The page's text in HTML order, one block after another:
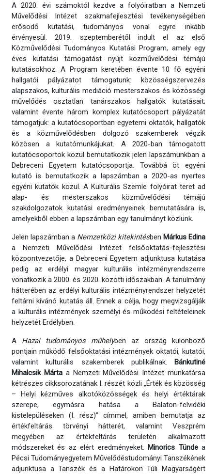
A 2020. évi számoktól kezdve a folyóiratban a Nemzeti
Művelődési Intézet szakmafejlesztési tevékenységében
erősödő kutatási, tudományos vonal egyre inkább
érvényesül. 2019. szeptemberétől indult el az első
Közművelődési Tudományos Kutatási Program, amely egy
éves kutatási támogatást nyújt közművelődési témájú
kutatásokhoz. A Program keretében évente 10 fő egyéni
hallgatói pályázatot támogatunk: közösségszervezés
alapszakos, kulturális mediáció mesterszakos és közösségi
művelődés osztatlan tanárszakos hallgatók kutatásait;
valamint évente három komplex kutatócsoport pályázatát
támogatjuk: a kutatócsoportban egyetemi oktatók, hallgatók
és a közművelődésben dolgozó szakemberek végzik
közösen a kutatómunkájukat. A 2020-ban támogatott
kutatócsoportok közül bemutatkozik jelen lapszámunkban a
Debreceni Egyetem kutatócsoportja. Továbbá öt egyéni
kutató is bemutatkozik a lapszámban a 2020-as nyertes
egyéni kutatók közül. A Kulturális Szemle folyóirat teret ad
alap- és mesterszakos közművelődési témájú
szakdolgozatok kutatási eredményeinek bemutatására is,
amelyekből ebben a lapszámban egy tanulmányt közlünk.
Jelen lapszámban a Nemzetközi kitekintésben Márkus Edina
a Nemzeti Művelődési Intézet felsőoktatás-fejlesztési
központvezetője, a Debreceni Egyetem adjunktusa kutatása
pedig az erdélyi magyar kulturális intézményrendszerre
vonatkozik a 2000. és 2020. közötti időszakban. A tanulmány
hátterében az erdélyi kulturális intézményrendszer helyzetét
feltárni kívánó kutatás áll. Ennek a célja, hogy megvizsgálják
a kulturális intézmények személyi és működési feltételeinek
helyzetét Erdélyben.
A Hazai tudományos műhelyben az ország különböző
pontjain működő felsőoktatási intézmények oktatói, kutatói,
valamint kulturális szakemberek publikálnak. Bánkutiné
Mihalcsik Mártaa Nemzeti Művelődési Intézet munkatársa
kétrészes cikksorozatának I. részét közli „Érték és közösség
– Helyi kézműves alkotóközösségek és helyi értéktárak
szerepe, egymásra hatása a Balaton-felvidéki
kistelepüléseken (I. rész)” címmel, amiben bemutatja az
értékfeltárás törvényi hátterét, valamint Veszprém
megyében az értékfeltárás területén alkalmazott
módszereket és az elért eredményeket.
Minorics Tündea
Pécsi Tudományegyetem Művelődéstudományi Tanszékének
adjunktusa a Tanszék és a Határokon Túli Magyarságért